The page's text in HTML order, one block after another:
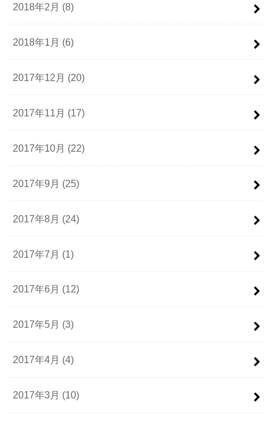
2018年2月 (8)
2018年1月 (6)
2017年12月 (20)
2017年11月 (17)
2017年10月 (22)
2017年9月 (25)
2017年8月 (24)
2017年7月 (1)
2017年6月 (12)
2017年5月 (3)
2017年4月 (4)
2017年3月 (10)